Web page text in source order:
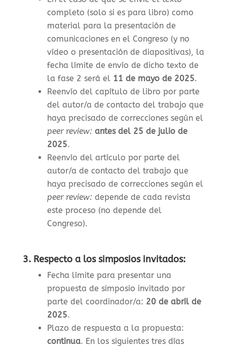
completo (solo si es para libro) como
material para la presentación de
comunicaciones en el Congreso (y no
vídeo o presentación de diapositivas), la
fecha límite de envío de dicho texto de
la fase 2 será el 11 de mayo de 2025.
Reenvío del capítulo de libro por parte
del autor/a de contacto del trabajo que
haya precisado de correcciones según el
peer review: antes del 25 de julio de
2025.
Reenvío del artículo por parte del
autor/a de contacto del trabajo que
haya precisado de correcciones según el
peer review: depende de cada revista
este proceso (no depende del
Congreso).
3. Respecto a los simposios invitados:
Fecha límite para presentar una
propuesta de simposio invitado por
parte del coordinador/a: 20 de abril de
2025.
Plazo de respuesta a la propuesta:
continua. En los siguientes tres días